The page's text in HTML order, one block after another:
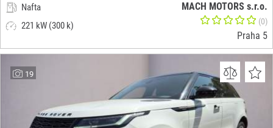
Nafta
221 kW (300 k)
MACH MOTORS s.r.o.
(0)
Praha 5
19